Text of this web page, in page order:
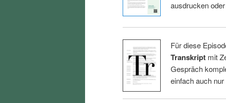
ausdrucken
Für diese
Transkriptmit
Gespräch
einfach auch